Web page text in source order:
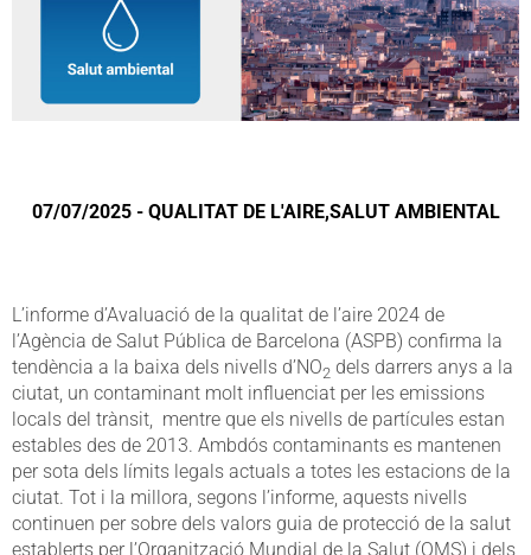
07/07/2025 - QUALITAT DE L'AIRE,SALUT AMBIENTAL
L’informe d’Avaluació de la qualitat de l’aire 2024 de
l’Agència de Salut Pública de Barcelona (ASPB) confirma la
tendència a la baixa dels nivells d’NO2 dels darrers anys a la
ciutat, un contaminant molt influenciat per les emissions
locals del trànsit, mentre que els nivells de partícules estan
estables des de 2013. Ambdós contaminants es mantenen
per sota dels límits legals actuals a totes les estacions de la
ciutat. Tot i la millora, segons l’informe, aquests nivells
continuen per sobre dels valors guia de protecció de la salut
establerts per l’Organització Mundial de la Salut (OMS) i dels